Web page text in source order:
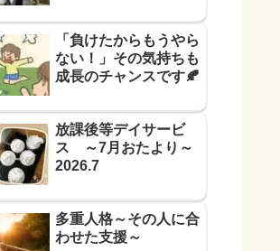
「負けたからもうやら
ない！」その気持ちも
成長のチャンスです🍂
放課後等デイサービ
ス ～7月おたより～
2026.7
多重人格～その人に合
わせた支援～